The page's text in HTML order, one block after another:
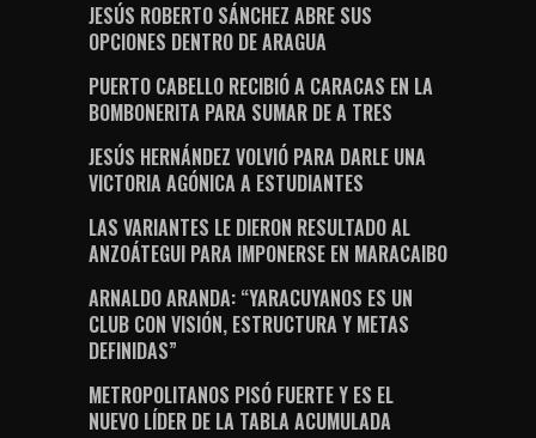
JESÚS ROBERTO SÁNCHEZ ABRE SUS
OPCIONES DENTRO DE ARAGUA
PUERTO CABELLO RECIBIÓ A CARACAS EN LA
BOMBONERITA PARA SUMAR DE A TRES
JESÚS HERNÁNDEZ VOLVIÓ PARA DARLE UNA
VICTORIA AGÓNICA A ESTUDIANTES
LAS VARIANTES LE DIERON RESULTADO AL
ANZOÁTEGUI PARA IMPONERSE EN MARACAIBO
ARNALDO ARANDA: “YARACUYANOS ES UN
CLUB CON VISIÓN, ESTRUCTURA Y METAS
DEFINIDAS”
METROPOLITANOS PISÓ FUERTE Y ES EL
NUEVO LÍDER DE LA TABLA ACUMULADA